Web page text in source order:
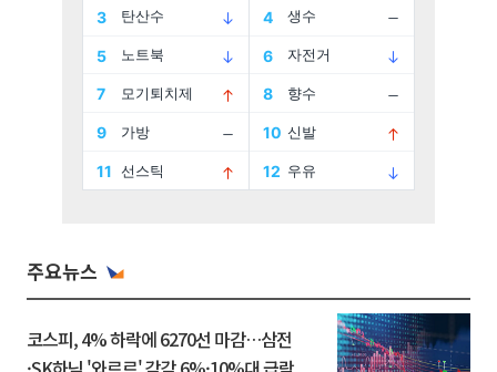
주요뉴스
코스피, 4% 하락에 6270선 마감…삼전